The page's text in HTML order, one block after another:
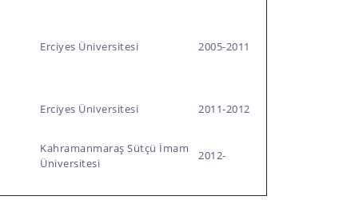
Erciyes Üniversitesi 2005-2011
Erciyes Üniversitesi 2011-2012
Kahramanmaraş Sütçü İmam
Üniversitesi
2012-